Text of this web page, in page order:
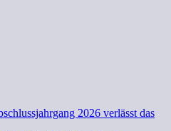
2026 verlässt das